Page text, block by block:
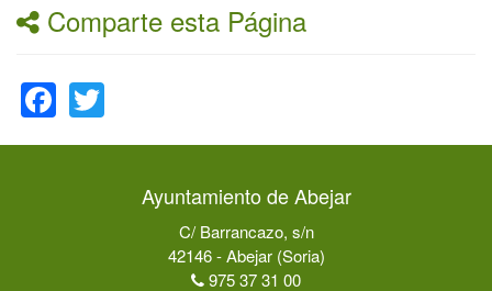
Comparte esta Página
Facebook
Ayuntamiento de Abejar
C/ Barrancazo, s/n
42146 - Abejar (Soria)
975 37 31 00